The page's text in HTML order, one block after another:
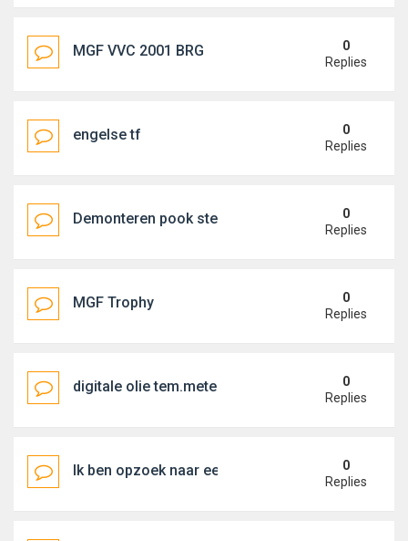
MGF VVC 2001 BRG
0
Replies
engelse tf
0
Replies
Demonteren pook stepspeed
0
Replies
MGF Trophy
0
Replies
digitale olie tem.meter en water temp.meter group
0
Replies
Ik ben opzoek naar een goede MG garage regio
0
Replies